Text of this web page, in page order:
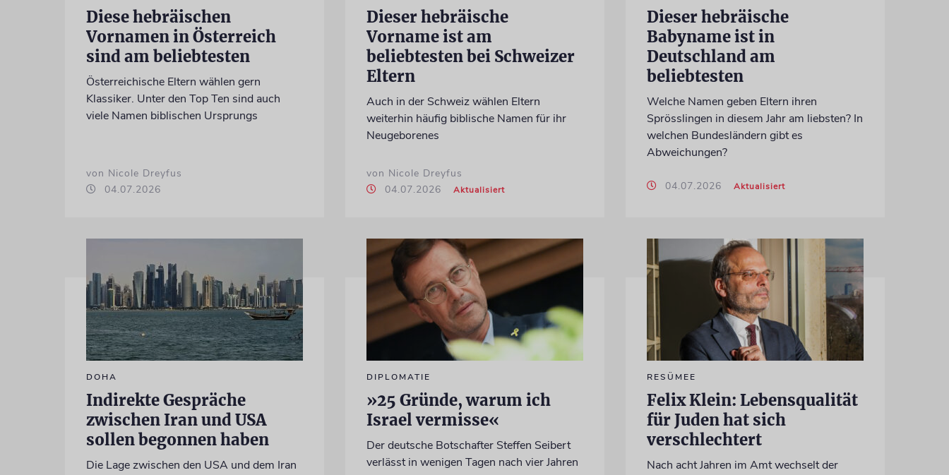
Diese hebräischen
Vornamen in Österreich
sind am beliebtesten
Österreichische Eltern wählen gern
Klassiker. Unter den Top Ten sind auch
viele Namen biblischen Ursprungs
von Nicole Dreyfus
04.07.2026
Dieser hebräische
Vorname ist am
beliebtesten bei Schweizer
Eltern
Auch in der Schweiz wählen Eltern
weiterhin häufig biblische Namen für ihr
Neugeborenes
von Nicole Dreyfus
04.07.2026
Aktualisiert
Dieser hebräische
Babyname ist in
Deutschland am
beliebtesten
Welche Namen geben Eltern ihren
Sprösslingen in diesem Jahr am liebsten? In
welchen Bundesländern gibt es
Abweichungen?
04.07.2026 Aktualisiert
DOHA
Indirekte Gespräche
zwischen Iran und USA
sollen begonnen haben
Die Lage zwischen den USA und dem Iran
DIPLOMATIE
»25 Gründe, warum ich
Israel vermisse«
Der deutsche Botschafter Steffen Seibert
verlässt in wenigen Tagen nach vier Jahren
RESÜMEE
Felix Klein: Lebensqualität
für Juden hat sich
verschlechtert
Nach acht Jahren im Amt wechselt der